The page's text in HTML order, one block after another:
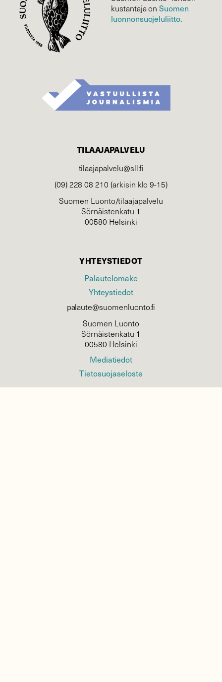
kustantaja onSuomen
luonnonsuojelu­liitto.
TILAAJAPALVELU
tilaajapalvelu@sll.fi
(09) 228 08 210 (arkisin klo 9-15)
Suomen Luonto/tilaajapalvelu
Sörnäistenkatu 1
00580 Helsinki
YHTEYSTIEDOT
Palautelomake
Yhteystiedot
palaute@suomenluonto.fi
Suomen Luonto
Sörnäistenkatu 1
00580 Helsinki
Mediatiedot
Tietosuojaseloste